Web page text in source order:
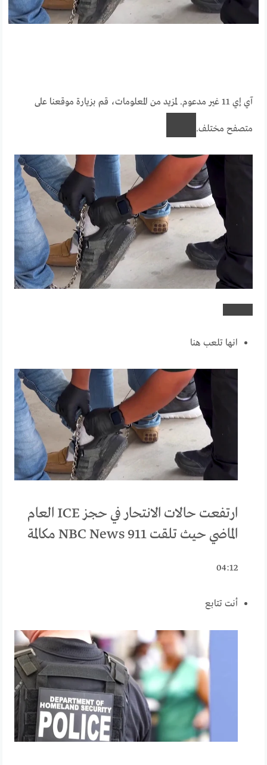
آي إي 11 غير مدعوم. لمزيد من المعلومات، قم بزيارة موقعنا على
متصفح مختلف.
انها تلعب هنا
ارتفعت حالات الانتحار في حجز ICE العام
الماضي حيث تلقت NBC News 911 مكالمة
04:12
أنت تتابع